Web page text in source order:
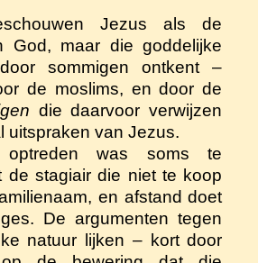
Jezus als de
God, maar die goddelijke
sommigen ontkent –
de moslims, en door de
die daarvoor verwijzen
uitspraken van Jezus.
optreden was soms te
de stagiair die niet te koop
en afstand doet
De argumenten tegen
natuur lijken – kort door